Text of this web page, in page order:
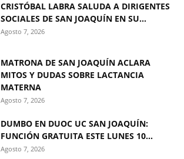
CRISTÓBAL LABRA SALUDA A DIRIGENTES
SOCIALES DE SAN JOAQUÍN EN SU...
Agosto 7, 2026
MATRONA DE SAN JOAQUÍN ACLARA
MITOS Y DUDAS SOBRE LACTANCIA
MATERNA
Agosto 7, 2026
DUMBO EN DUOC UC SAN JOAQUÍN:
FUNCIÓN GRATUITA ESTE LUNES 10...
Agosto 7, 2026